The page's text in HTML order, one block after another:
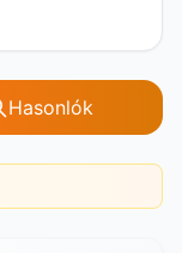
Hasonlók